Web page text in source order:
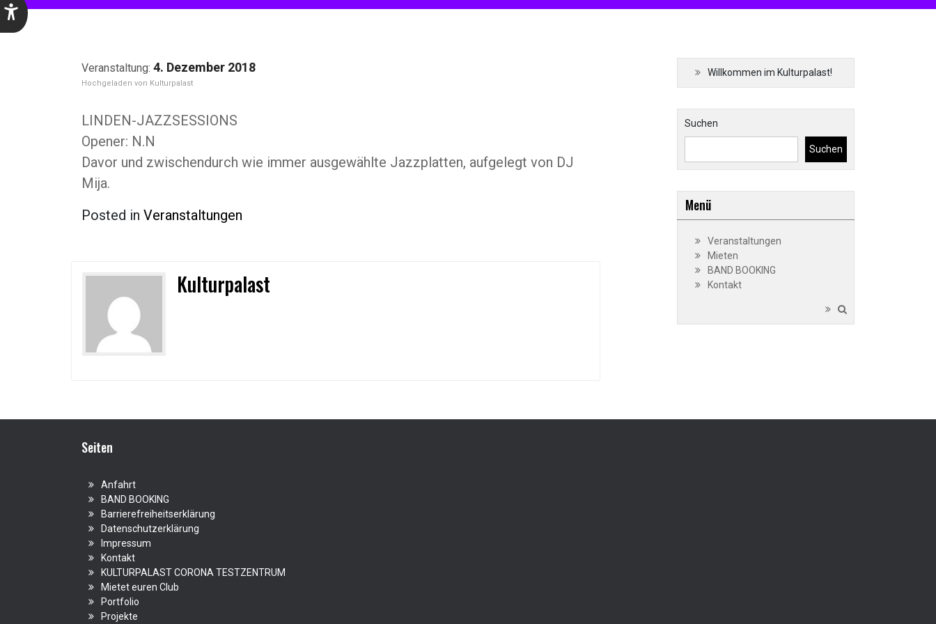
4. Dezember 2018
Kulturpalast
LINDEN-JAZZSESSIONS
Opener: N.N
Davor und zwischendurch wie immer ausgewählte Jazzplatten, aufgelegt von DJ
Mija.
Posted in Veranstaltungen
Kulturpalast
Willkommen im Kulturpalast!
Suchen
Suchen
Menü
Veranstaltungen
Mieten
BAND BOOKING
Kontakt
Seiten
Anfahrt
BAND BOOKING
Barrierefreiheitserklärung
Datenschutzerklärung
Impressum
Kontakt
KULTURPALAST CORONA TESTZENTRUM
Mietet euren Club
Portfolio
Projekte